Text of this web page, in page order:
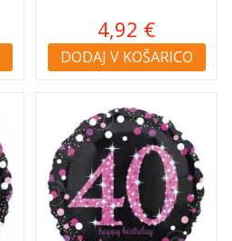
4,92 €
DODAJ V KOŠARICO